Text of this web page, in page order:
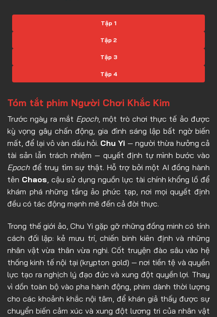
Tập 1
Tập 2
Tập 3
Tập 4
Tập 6
Tập 7
Tập 8
Tập 9
Tập 10
Tập 11
Tập 12
Tập 13
Tập 14
Tập 15
Tập 16
Tập 17
Tập 18
Tóm tắt phim Người Chơi Khắc Kim
Trước ngày ra mắt Epoch, một trò chơi thực tế ảo được
kỳ vọng gây chấn động, gia đình sáng lập bất ngờ biến
mất, để lại vô vàn dấu hỏi. Chu Yi — người thừa hưởng cả
tài sản lẫn trách nhiệm — quyết định tự mình bước vào
Epochđể truy tìm sự thật. Hỗ trợ bởi một AI đồng hành
tên Chaos, cậu sử dụng nguồn lực tài chính khổng lồ để
khám phá những tầng ảo phức tạp, nơi mọi quyết định
đều có tác động mạnh mẽ đến cả đời thực.
Trong thế giới ảo, Chu Yi gặp gỡ những đồng minh có tính
cách đối lập: kẻ mưu trí, chiến binh kiên định và những
nhân vật vừa thân vừa nghi. Cốt truyện đào sâu vào hệ
thống kinh tế nội tại (krypton gold) — nơi tiền tệ và quyền
lực tạo ra nghịch lý đạo đức và xung đột quyền lợi. Thay
vì dồn toàn bộ vào pha hành động, phim dành thời lượng
cho các khoảnh khắc nội tâm, để khán giả thấy được sự
chuyển biến cảm xúc và xung đột lương tri của nhân vật